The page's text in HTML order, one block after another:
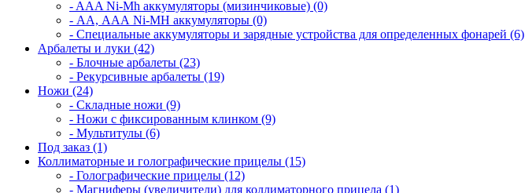
- AAA Ni-Mh аккумуляторы (мизинчиковые) (0)
- АА, ААА Ni-MH аккумуляторы (0)
- Специальные аккумуляторы и зарядные устройства для определенных фонарей (6)
Арбалеты и луки (42)
- Блочные арбалеты (23)
- Рекурсивные арбалеты (19)
Ножи (24)
- Складные ножи (9)
- Ножи с фиксированным клинком (9)
- Мультитулы (6)
Под заказ (1)
Коллиматорные и голографические прицелы (15)
- Голографические прицелы (12)
- Магниферы (увеличители) для коллиматорного прицела (1)